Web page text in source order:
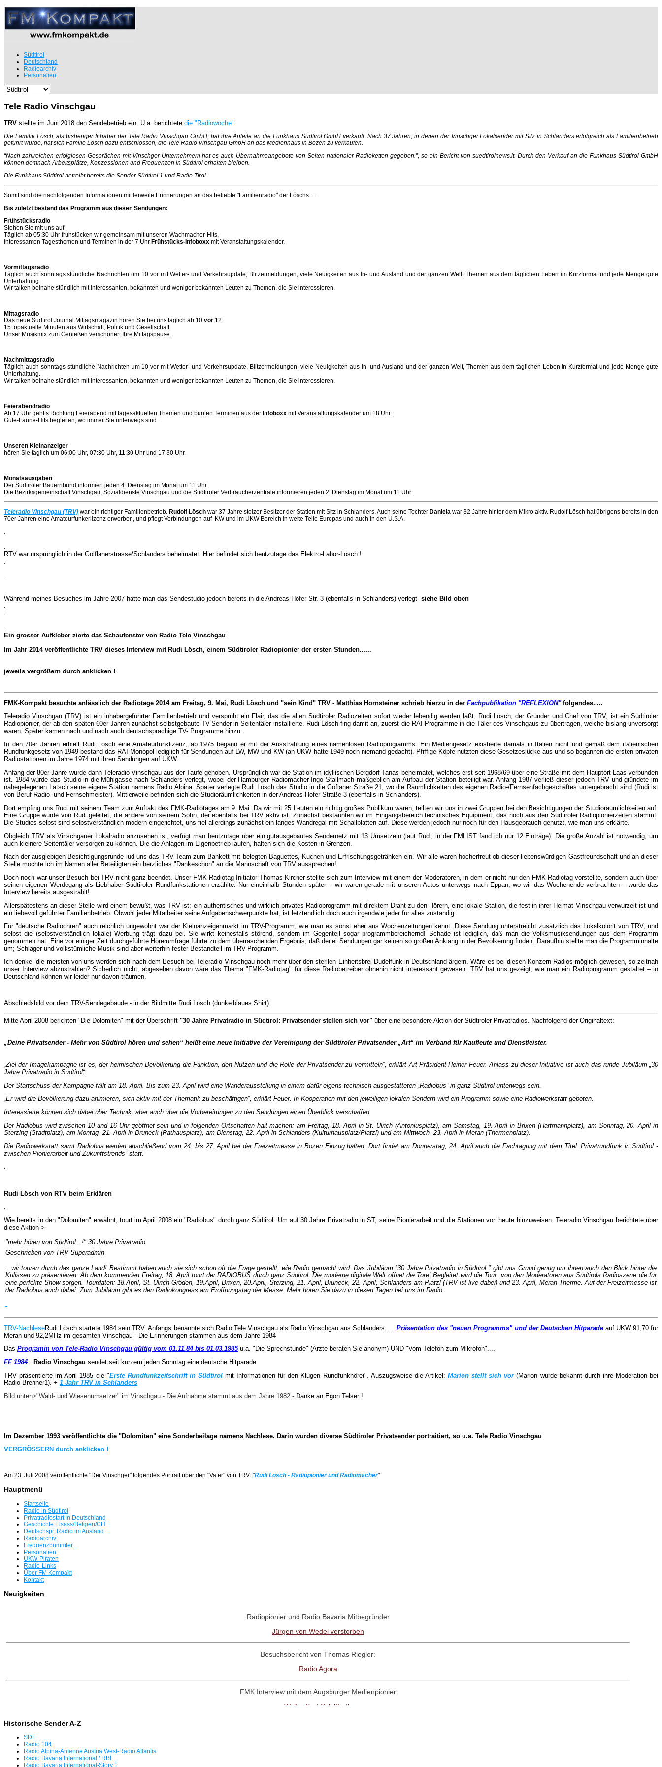
Südtirol
Deutschland
Radioarchiv
Personalien
Tele Radio Vinschgau
TRV stellte im Juni 2018 den Sendebetrieb ein. U.a. berichtete die "Radiowoche":
Die Familie Lösch, als bisheriger Inhaber der Tele Radio Vinschgau GmbH, hat ihre Anteile an die Funkhaus Südtirol GmbH verkauft. Nach 37 Jahren, in denen der Vinschger Lokalsender mit Sitz in Schlanders erfolgreich als Familienbetrieb
geführt wurde, hat sich Familie Lösch dazu entschlossen, die Tele Radio Vinschgau GmbH an das Medienhaus in Bozen zu verkaufen.
“Nach zahlreichen erfolglosen Gesprächen mit Vinschger Unternehmern hat es auch Übernahmeangebote von Seiten nationaler Radioketten gegeben.”, so ein Bericht von suedtirolnews.it. Durch den Verkauf an die Funkhaus Südtirol GmbH
können demnach Arbeitsplätze, Konzessionen und Frequenzen in Südtirol erhalten bleiben.
Die Funkhaus Südtirol betreibt bereits die Sender Südtirol 1 und Radio Tirol.
Somit sind die nachfolgenden Informationen mittlerweile Erinnerungen an das beliebte "Familienradio" der Löschs.....
Bis zuletzt bestand das Programm aus diesen Sendungen:
Frühstücksradio
Stehen Sie mit uns auf
Täglich ab 05:30 Uhr frühstücken wir gemeinsam mit unseren Wachmacher-Hits.
Interessanten Tagesthemen und Terminen in der 7 Uhr Frühstücks-Infoboxx mit Veranstaltungskalender.
Vormittagsradio
Täglich auch sonntags stündliche Nachrichten um 10 vor mit Wetter- und Verkehrsupdate, Blitzermeldungen, viele Neuigkeiten aus In- und Ausland und der ganzen Welt, Themen aus dem täglichen Leben im Kurzformat und jede Menge gute
Unterhaltung.
Wir talken beinahe stündlich mit interessanten, bekannten und weniger bekannten Leuten zu Themen, die Sie interessieren.
Mittagsradio
Das neue Südtirol Journal Mittagsmagazin hören Sie bei uns täglich ab 10 vor 12.
15 topaktuelle Minuten aus Wirtschaft, Politik und Gesellschaft.
Unser Musikmix zum Genießen verschönert Ihre Mittagspause.
Nachmittagsradio
Täglich auch sonntags stündliche Nachrichten um 10 vor mit Wetter- und Verkehrsupdate, Blitzermeldungen, viele Neuigkeiten aus In- und Ausland und der ganzen Welt, Themen aus dem täglichen Leben in Kurzformat und jede Menge gute
Unterhaltung.
Wir talken beinahe stündlich mit interessanten, bekannten und weniger bekannten Leuten zu Themen, die Sie interessieren.
Feierabendradio
Ab 17 Uhr geht’s Richtung Feierabend mit tagesaktuellen Themen und bunten Terminen aus der Infoboxx mit Veranstaltungskalender um 18 Uhr.
Gute-Laune-Hits begleiten, wo immer Sie unterwegs sind.
Unseren Kleinanzeiger
hören Sie täglich um 06:00 Uhr, 07:30 Uhr, 11:30 Uhr und 17:30 Uhr.
Monatsausgaben
Der Südtiroler Bauernbund informiert jeden 4. Dienstag im Monat um 11 Uhr.
Die Bezirksgemeinschaft Vinschgau, Sozialdienste Vinschgau und die Südtiroler Verbraucherzentrale informieren jeden 2. Dienstag im Monat um 11 Uhr.
Teleradio Vinschgau (TRV) war ein richtiger Familienbetrieb. Rudolf Lösch war 37 Jahre stolzer Besitzer der Station mit Sitz in Schlanders. Auch seine Tochter Daniela war 32 Jahre hinter dem Mikro aktiv. Rudolf Lösch hat übrigens bereits in den
70er Jahren eine Amateurfunkerlizenz erworben, und pflegt Verbindungen auf KW und im UKW Bereich in weite Teile Europas und auch in den U.S.A.
RTV war ursprünglich in der Golflanerstrasse/Schlanders beheimatet. Hier befindet sich heutzutage das Elektro-Labor-Lösch !
Während meines Besuches im Jahre 2007 hatte man das Sendestudio jedoch bereits in die Andreas-Hofer-Str. 3 (ebenfalls in Schlanders) verlegt- siehe Bild oben
Ein grosser Aufkleber zierte das Schaufenster von Radio Tele Vinschgau
Im Jahr 2014 veröffentlichte TRV dieses Interview mit Rudi Lösch, einem Südtiroler Radiopionier der ersten Stunden......
jeweils vergrößern durch anklicken !
FMK-Kompakt besuchte anlässlich der Radiotage 2014 am Freitag, 9. Mai, Rudi Lösch und "sein Kind" TRV - Matthias Hornsteiner schrieb hierzu in der Fachpublikation "REFLEXION"folgendes.....
Teleradio Vinschgau (TRV) ist ein inhabergeführter Familienbetrieb und versprüht ein Flair, das die al­ten Südtiroler Radiozeiten sofort wieder lebendig werden läßt. Rudi Lösch, der Gründer und Chef von TRV, ist ein Südtiroler
Radiopionier, der ab den späten 60er Jahren zunächst selbstgebaute TV-Sender in Seitentäler installierte. Rudi Lösch fing damit an, zuerst die RAI-Programme in die Täler des Vinschgaus zu übertragen, welche bislang un­ver­sorgt
waren. Später kamen nach und nach auch deutschsprachige TV- Programme hinzu.
In den 70er Jahren erhielt Rudi Lösch eine Ama­teurfunklizenz, ab 1975 begann er mit der Aus­strah­lung eines namenlosen Radioprogramms. Ein Me­dien­gesetz existierte damals in Italien nicht und ge­mäß dem italienischen
Rundfunkgesetz von 1949 be­stand das RAI-Monopol lediglich für Sendungen auf LW, MW und KW (an UKW hatte 1949 noch niemand gedacht). Pfiffige Köpfe nutzten diese Ge­set­zeslücke aus und so begannen die ersten pri­vaten
Radiostationen im Jahre 1974 mit ihren Sen­dungen auf UKW.
Anfang der 80er Jahre wurde dann Teleradio Vinsch­gau aus der Taufe gehoben. Ursprünglich war die Station im idyllischen Bergdorf Tanas be­hei­matet, welches erst seit 1968/69 über eine Straße mit dem Hauptort Laas verbunden
ist. 1984 wurde das Studio in die Mühlgasse nach Schlanders verlegt, wobei der Hamburger Radiomacher Ingo Stallmach maßgeblich am Aufbau der Station be­tei­ligt war. Anfang 1987 verließ dieser jedoch TRV und gründete im
nahegelegenen Latsch seine ei­gene Station namens Radio Alpina. Später verlegte Rudi Lösch das Studio in die Göflaner Straße 21, wo die Räumlichkeiten des eigenen Radio-/Fern­sehfachgeschäftes untergebracht sind (Rudi ist
von Beruf Radio- und Fernsehmeister). Mittlerweile be­finden sich die Studioräumlichkeiten in der An­dreas-Hofer-Straße 3 (ebenfalls in Schlanders).
Dort empfing uns Rudi mit seinem Team zum Auf­takt des FMK-Radiotages am 9. Mai. Da wir mit 25 Leuten ein richtig großes Publikum waren, teilten wir uns in zwei Gruppen bei den Besichtigungen der Studioräumlichkeiten auf.
Eine Gruppe wurde von Rudi geleitet, die andere von seinem Sohn, der ebenfalls bei TRV aktiv ist. Zunächst bestaunten wir im Eingangsbereich technisches Equipment, das noch aus den Südtiroler Radiopionierzeiten stammt.
Die Studios selbst sind selbstverständlich modern eingerichtet, uns fiel allerdings zunächst ein langes Wandregal mit Schallplatten auf. Diese wer­den je­doch nur noch für den Hausgebrauch genutzt, wie man uns erklärte.
Obgleich TRV als Vinschgauer Lokalradio anzu­se­hen ist, verfügt man heutzutage über ein gut­aus­ge­bautes Sendernetz mit 13 Umsetzern (laut Rudi, in der FMLIST fand ich nur 12 Einträge). Die große An­zahl ist notwendig, um
auch kleinere Sei­ten­täler versorgen zu können. Die die Anlagen im Ei­gen­betrieb laufen, halten sich die Kosten in Gren­zen.
Nach der ausgiebigen Besichtigungsrunde lud uns das TRV-Team zum Bankett mit belegten Ba­guettes, Kuchen und Erfrischungsgetränken ein. Wir alle waren hocherfreut ob dieser liebens­wür­di­gen Gastfreundschaft und an dieser
Stelle möchte ich im Namen aller Beteiligten ein herzliches "Dan­ke­schön" an die Mannschaft von TRV aussprechen!
Doch noch war unser Besuch bei TRV nicht ganz beendet. Unser FMK-Radiotag-Initiator Thomas Kir­cher stellte sich zum Interview mit einem der Mo­deratoren, in dem er nicht nur den FMK-Ra­dio­tag vor­stellte, sondern auch über
seinen eigenen Wer­de­gang als Liebhaber Südtiroler Rund­funk­stationen erzählte. Nur eineinhalb Stunden später – wir waren gerade mit unseren Autos unterwegs nach Eppan, wo wir das Wochenende verbrachten – wurde das
Interview bereits ausgestrahlt!
Allerspätestens an dieser Stelle wird einem bewußt, was TRV ist: ein authentisches und wirklich privates Radioprogramm mit direktem Draht zu den Hörern, eine lokale Station, die fest in ihrer Heimat Vinsch­gau verwurzelt ist und
ein liebevoll geführter Fa­mi­lien­betrieb. Obwohl jeder Mitarbeiter seine Auf­ga­ben­schwerpunkte hat, ist letztendlich doch auch ir­gendwie jeder für alles zuständig.
Für "deutsche Radioohren" auch reichlich unge­wohnt war der Kleinanzeigenmarkt im TRV-Pro­gramm, wie man es sonst eher aus Wochen­zei­tun­gen kennt. Diese Sendung unterstreicht zusätzlich das Lokalkolorit von TRV, und
selbst die (selbst­verständlich lokale) Werbung trägt dazu bei. Sie wirkt keinesfalls störend, sondern im Gegenteil so­gar programmbereichernd! Schade ist lediglich, daß man die Volksmusiksendungen aus dem Programm
genommen hat. Eine vor einiger Zeit durchgeführte Hörerumfrage führte zu dem überraschenden Er­geb­nis, daß derlei Sendungen gar keinen so großen Anklang in der Bevölkerung finden. Daraufhin stell­te man die Programminhalte
um; Schlager und volks­tümliche Musik sind aber weiterhin fester Be­standteil im TRV-Programm.
Ich denke, die meisten von uns werden sich nach dem Besuch bei Teleradio Vinschgau noch mehr über den sterilen Einheitsbrei-Dudelfunk in Deutsc­h­land ärgern. Wäre es bei diesen Konzern-Radios möglich gewesen, so zeitnah
unser Interview ab­zu­strahlen? Sicherlich nicht, abgesehen davon wäre das Thema "FMK-Radiotag" für diese Ra­dio­betrei­ber ohnehin nicht interessant gewesen. TRV hat uns gezeigt, wie man ein Radioprogramm ge­staltet – in
Deutschland können wir leider nur davon träumen.
Abschiedsbild vor dem TRV-Sendegebäude - in der Bildmitte Rudi Lösch (dunkelblaues Shirt)
Mitte April 2008 berichten "Die Dolomiten" mit der Überschrift "30 Jahre Privatradio in Südtirol: Privatsender stellen sich vor" über eine besondere Aktion der Südtiroler Privatradios. Nachfolgend der Originaltext:
„Deine Privatsender - Mehr von Südtirol hören und sehen“ heißt eine neue Initiative der Vereinigung der Südtiroler Privatsender „Art“ im Verband für Kaufleute und Dienstleister.
„Ziel der Imagekampagne ist es, der heimischen Bevölkerung die Funktion, den Nutzen und die Rolle der Privatsender zu vermitteln“, erklärt Art-Präsident Heiner Feuer. Anlass zu dieser Initiative ist auch das runde Jubiläum „30
Jahre Privatradio in Südtirol“.
Der Startschuss der Kampagne fällt am 18. April. Bis zum 23. April wird eine Wanderausstellung in einem dafür eigens technisch ausgestatteten „Radiobus“ in ganz Südtirol unterwegs sein.
„Er wird die Bevölkerung dazu animieren, sich aktiv mit der Thematik zu beschäftigen“, erklärt Feuer. In Kooperation mit den jeweiligen lokalen Sendern wird ein Programm sowie eine Radiowerkstatt geboten.
Interessierte können sich dabei über Technik, aber auch über die Vorbereitungen zu den Sendungen einen Überblick verschaffen.
Der Radiobus wird zwischen 10 und 16 Uhr geöffnet sein und in folgenden Ortschaften halt machen: am Freitag, 18. April in St. Ulrich (Antoniusplatz), am Samstag, 19. April in Brixen (Hartmannplatz), am Sonntag, 20. April in
Sterzing (Stadtplatz), am Montag, 21. April in Bruneck (Rathausplatz), am Dienstag, 22. April in Schlanders (Kulturhausplatz/Platzl) und am Mittwoch, 23. April in Meran (Thermenplatz).
Die Radiowerkstatt samt Radiobus werden anschließend vom 24. bis 27. April bei der Freizeitmesse in Bozen Einzug halten. Dort findet am Donnerstag, 24. April auch die Fachtagung mit dem Titel „Privatrundfunk in Südtirol -
zwischen Pionierarbeit und Zukunftstrends“ statt.
Rudi Lösch von RTV beim Erklären
Wie bereits in den "Dolomiten" erwähnt, tourt im April 2008 ein "Radiobus" durch ganz Südtirol. Um auf 30 Jahre Privatradio in ST, seine Pionierarbeit und die Stationen von heute hinzuweisen. Teleradio Vinschgau berichtete über
diese Aktion >
"mehr hören von Südtirol...!" 30 Jahre Privatradio
Geschrieben von TRV Superadmin
...wir touren durch das ganze Land! Bestimmt haben auch sie sich schon oft die Frage gestellt, wie Radio gemacht wird. Das Jubiläum "30 Jahre Privatradio in Südtirol " gibt uns Grund genug um ihnen auch den Blick hinter die
Kulissen zu präsentieren. Ab dem kommenden Freitag, 18. April tourt der RADIOBUS durch ganz Südtirol. Die moderne digitale Welt öffnet die Tore! Begleitet wird die Tour von den Moderatoren aus Südtirols Radioszene die für
eine perfekte Show sorgen. Tourdaten: 18.April, St. Ulrich Gröden, 19.April, Brixen, 20.April, Sterzing, 21. April, Bruneck, 22. April, Schlanders am Platzl (TRV ist live dabei) und 23. April, Meran Therme. Auf der Freizeitmesse ist
der Radiobus auch dabei. Zum Jubiläum gibt es den Radiokongress am Eröffnungstag der Messe. Mehr hören Sie dazu in diesen Tagen bei uns im Radio.
TRV-NachleseRudi Lösch startete 1984 sein TRV. Anfangs benannte sich Radio Tele Vinschgau als Radio Vinschgau aus Schlanders.....Präsentation des "neuen Programms" und der Deutschen Hitparadeauf UKW 91,70 für
Meran und 92,2MHz im gesamten Vinschgau - Die Erinnerungen stammen aus dem Jahre 1984
Das Programm von Tele-Radio Vinschgau gültig vom 01.11.84 bis 01.03.1985u.a. "Die Sprechstunde" (Ärzte beraten Sie anonym) UND "Vom Telefon zum Mikrofon"....
FF 1984 : Radio Vinschgau sendet seit kurzem jeden Sonntag eine deutsche Hitparade
TRV präsentierte im April 1985 die "Erste Rundfunkzeitschrift in Südtirolmit Informationen für den Klugen Rundfunkhörer". Auszugsweise die Artikel: Marion stellt sich vor(Marion wurde bekannt durch ihre Moderation bei
Radio Brenner1). + 1 Jahr TRV in Schlanders
Bild unten>"Wald- und Wiesenumsetzer" im Vinschgau - Die Aufnahme stammt aus dem Jahre 1982 - Danke an Egon Telser !
Im Dezember 1993 veröffentlichte die "Dolomiten" eine Sonderbeilage namens Nachlese. Darin wurden diverse Südtiroler Privatsender portraitiert, so u.a. Tele Radio Vinschgau
VERGRÖSSERN durch anklicken !
Am 23. Juli 2008 veröffentlichte "Der Vinschger" folgendes Portrait über den "Vater" von TRV: "Rudi Lösch - Radiopionier und Radiomacher"
Hauptmenü
Startseite
Radio in Südtirol
Privatradiostart in Deutschland
Geschichte Elsass/Belgien/CH
Deutschspr. Radio im Ausland
Radioarchiv
Frequenzbummler
Personalien
UKW-Piraten
Radio-Links
Über FM Kompakt
Kontakt
Neuigkeiten
Radiopionier und Radio Bavaria Mitbegründer
Jürgen von Wedel verstorben
Besuchsbericht von Thomas Riegler:
Radio Agora
FMK Interview mit dem Augsburger Medienpionier
Walter Kurt Schilffarth
Historische Sender A-Z
SDF
Radio 104
Radio Alpina-Antenne Austria West-Radio Atlantis
Radio Bavaria International / RBI
Radio Bavaria International-Story 1